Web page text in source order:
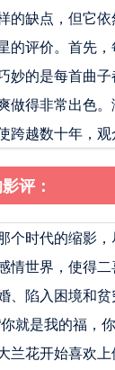
的缺点，但它
的评价。首先
妙的是每首曲
做得非常出色
跨越数十年，
评：
个时代的缩影
情世界，使得
、陷入困境和
就是我的福，
兰花开始喜欢